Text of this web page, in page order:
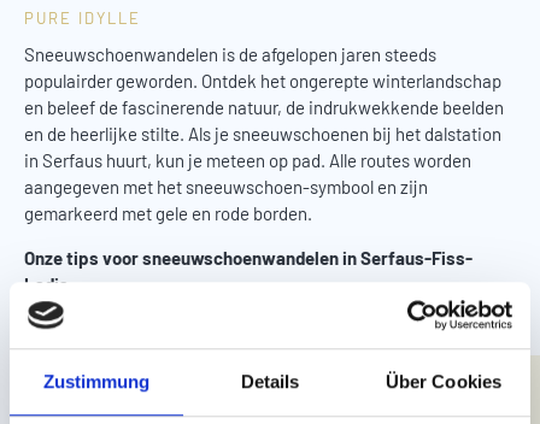
Zustimmung Details Über Cookies
PURE IDYLLE
Sneeuwschoenwandelen is de afgelopen jaren steeds
populairder geworden. Ontdek het ongerepte winterlandschap
en beleef de fascinerende natuur, de indrukwekkende beelden
en de heerlijke stilte. Als je sneeuwschoenen bij het dalstation
in Serfaus huurt, kun je meteen op pad. Alle routes worden
aangegeven met het sneeuwschoen-symbool en zijn
gemarkeerd met gele en rode borden.
Onze tips voor sneeuwschoenwandelen in Serfaus-Fiss-
Ladis:
de Alpkopf-rondwandeling – duur van de wandeling: 2 uur
de Ausserhöh-rondwandeling – duur van de wandeling: 4